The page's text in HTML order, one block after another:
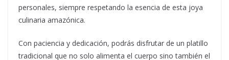
personales, siempre respetando la esencia de esta joya
culinaria amazónica.
Con paciencia y dedicación, podrás disfrutar de un platillo
tradicional que no solo alimenta el cuerpo sino también el